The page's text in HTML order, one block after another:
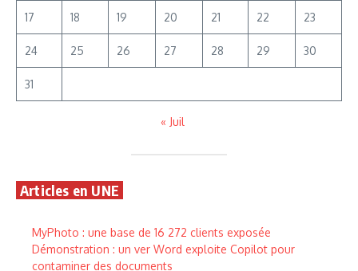
17 18 19 20 21 22 23
24 25 26 27 28 29 30
31
« Juil
Articles en UNE
MyPhoto : une base de 16 272 clients exposée
Démonstration : un ver Word exploite Copilot pour
contaminer des documents